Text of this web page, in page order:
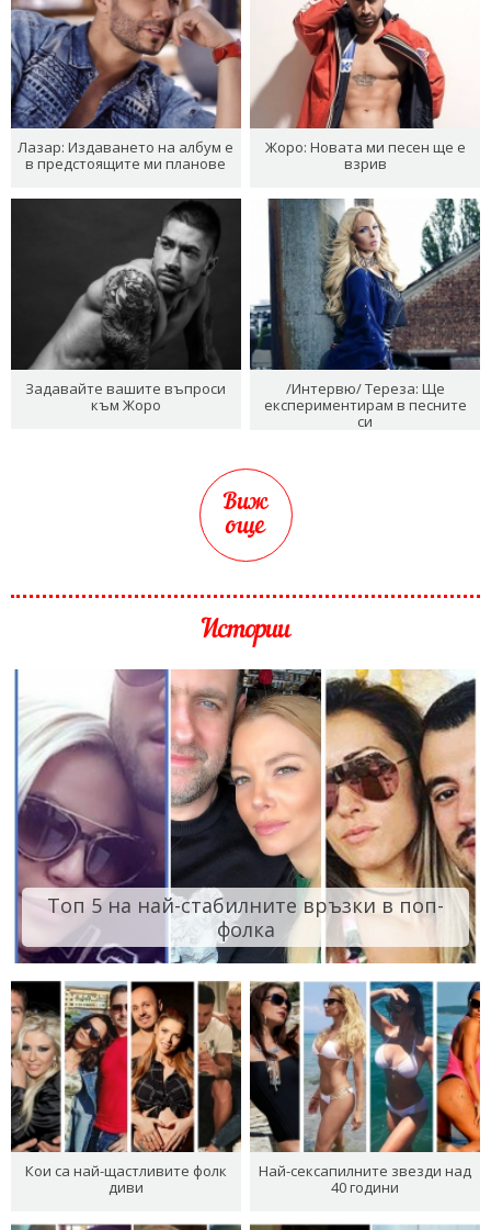
Лазар: Издаването на албум е
в предстоящите ми планове
Жоро: Новата ми песен ще е
взрив
Задавайте вашите въпроси
към Жоро
/Интервю/ Тереза: Ще
експериментирам в песните
си
Виж
още
Истории
Топ 5 на най-стабилните връзки в поп-
фолка
Кои са най-щастливите фолк
диви
Най-сексапилните звезди над
40 години